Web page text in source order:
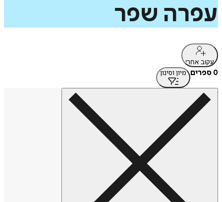
עפרה שפר
עקוב אחרי
0 ספרים מיון וסינון